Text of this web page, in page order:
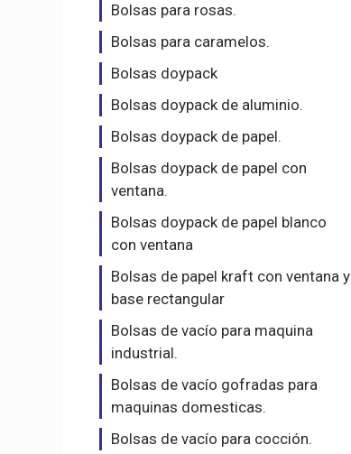
Bolsas para rosas.
Bolsas para caramelos.
Bolsas doypack
Bolsas doypack de aluminio.
Bolsas doypack de papel.
Bolsas doypack de papel con
ventana.
Bolsas doypack de papel blanco
con ventana
Bolsas de papel kraft con ventana y
base rectangular
Bolsas de vacío para maquina
industrial.
Bolsas de vacío gofradas para
maquinas domesticas.
Bolsas de vacío para cocción.